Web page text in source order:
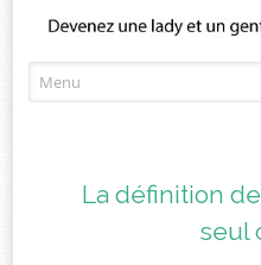
La définition
seul